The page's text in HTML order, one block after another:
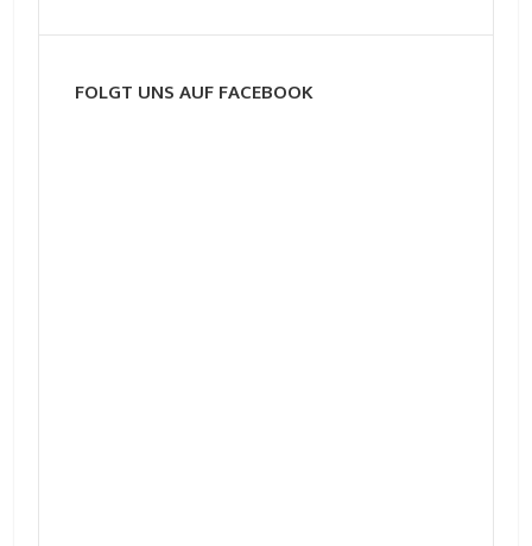
FOLGT UNS AUF FACEBOOK